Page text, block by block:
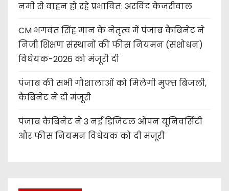
नमी से वाहन हो रहे प्रभावित: अरविंद केजरीवाल
CM भगवंत सिंह मान के नेतृत्व में पंजाब कैबिनेट ने
निजी शिक्षण संस्थानों की फीस नियमन (संशोधन)
विधेयक-2026 को मंजूरी दी
पंजाब की सभी गौशालाओं को मिलेगी मुफ्त बिजली,
कैबिनेट ने दी मंजूरी
पंजाब कैबिनेट ने 3 नई डिजिटल ओपन यूनिवर्सिटी
और फीस नियमन विधेयक को दी मंजूरी